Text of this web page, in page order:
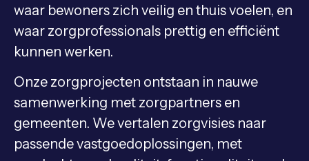
waar bewoners zich veilig en thuis voelen, en
waar zorgprofessionals prettig en efficiënt
kunnen werken.
Onze zorgprojecten ontstaan in nauwe
samenwerking met zorgpartners en
gemeenten. We vertalen zorgvisies naar
passende vastgoedoplossingen, met